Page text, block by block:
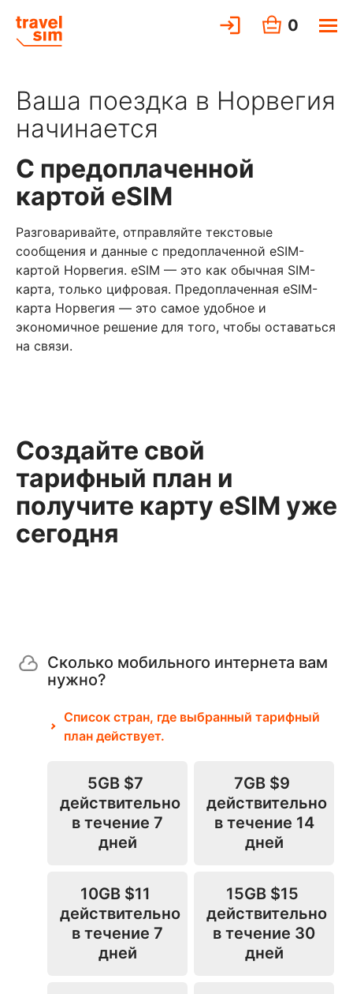
0
Ваша поездка в Норвегия
начинается
С предоплаченной
картой eSIM
Разговаривайте, отправляйте текстовые
сообщения и данные с предоплаченной eSIM-
картой Норвегия. eSIM — это как обычная SIM-
карта, только цифровая. Предоплаченная eSIM-
карта Норвегия — это самое удобное и
экономичное решение для того, чтобы оставаться
на связи.
Создайте свой
тарифный план и
получите карту eSIM уже
сегодня
Сколько мобильного интернета вам
нужно?
Список стран, где выбранный тарифный
план действует.
5GB $7
действительно
в течение 7
дней
7GB $9
действительно
в течение 14
дней
10GB $11
действительно
в течение 7
дней
15GB $15
действительно
в течение 30
дней